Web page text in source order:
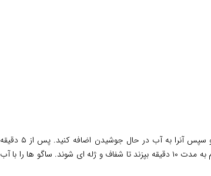
برای پخت ساگو ابتدا باید آنرا در آب سرد نم کنید و سپس آنرا به آب در حال جوشیدن اضافه کنید. پس از ۵ دقیقه
حرارت را کم کرده و بگذارید ساگو ها با حرارت ملایم به مدت ۱۰ دقیقه بپزند تا شفاف و ژله ای شوند. ساگو ها را با آب